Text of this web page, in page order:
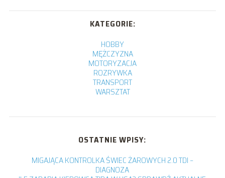
KATEGORIE:
HOBBY
MĘŻCZYZNA
MOTORYZACJA
ROZRYWKA
TRANSPORT
WARSZTAT
OSTATNIE WPISY:
MIGAJĄCA KONTROLKA ŚWIEC ŻAROWYCH 2.0 TDI –
DIAGNOZA